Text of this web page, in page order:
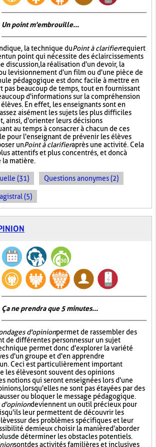
Un point m'embrouille...
la technique duPoint à clarifierrequiert
un point qui nécessite des éclaircissements
discussion, la réalisation d'un devoir, la
le visionnement d'un film ou d'une pièce de
pédagogique est donc facile à mettre en
pas beaucoup de temps, tout en fournissant
d'informations sur la compréhension
En effet, les enseignants sont en
aisément les sujets les plus difficiles
ainsi, d'orienter leurs décisions
au temps à consacrer à chacun de ces
pour l'enseignant de prévenir les élèves
unPoint à clarifieraprès une activité. Cela
attentifs et plus concentrés, et donc à
la matière.
(31) Questions anonymes (2)
(5)
Ça ne prendra que 5 minutes...
d'opinionpermet de rassembler des
de différentes personnes sur un sujet
permet donc d'explorer la variété
d'un groupe et d'en apprendre
Ceci est particulièrement important
les élèves ont souvent des opinions
notions qui seront enseignées lors d'une
lorsqu'elles ne sont pas étayées par des
ou bloquer le message pédagogique.
d'opiniondeviennent un outil précieux pour
leur permettent de découvrir les
sur des problèmes spécifiques et leur
de mieux choisir la manière d'aborder
de déterminer les obstacles potentiels.
sont des activités familières et inclusives